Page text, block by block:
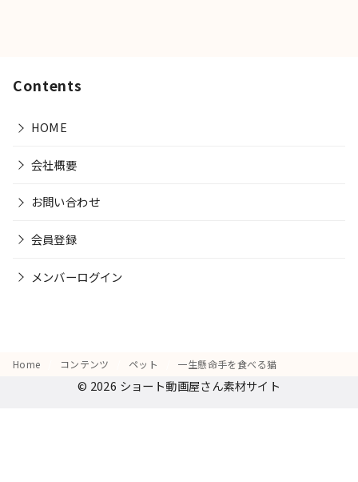
Contents
HOME
会社概要
お問い合わせ
会員登録
メンバーログイン
Home コンテンツ ペット 一生懸命手を食べる猫
© 2026 ショート動画屋さん素材サイト